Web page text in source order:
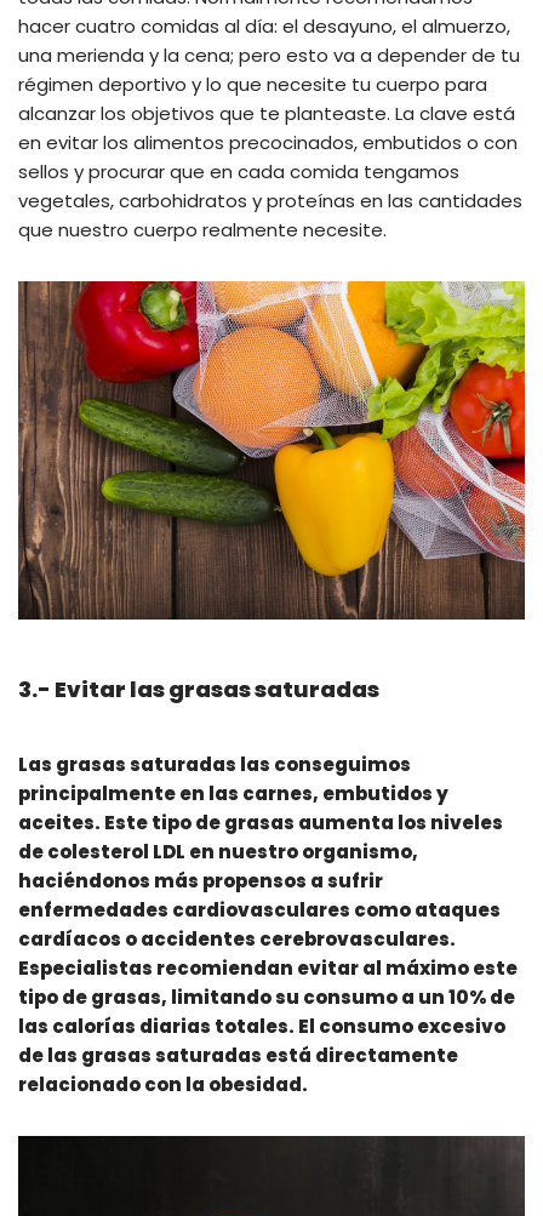
hacer cuatro comidas al día: el desayuno, el almuerzo,
una merienda y la cena; pero esto va a depender de tu
régimen deportivo y lo que necesite tu cuerpo para
alcanzar los objetivos que te planteaste. La clave está
en evitar los alimentos precocinados, embutidos o con
sellos y procurar que en cada comida tengamos
vegetales, carbohidratos y proteínas en las cantidades
que nuestro cuerpo realmente necesite.
3.- Evitar las grasas saturadas
Las grasas saturadas las conseguimos
principalmente en las carnes, embutidos y
aceites. Este tipo de grasas aumenta los niveles
de colesterol LDL en nuestro organismo,
haciéndonos más propensos a sufrir
enfermedades cardiovasculares como ataques
cardíacos o accidentes cerebrovasculares.
Especialistas recomiendan evitar al máximo este
tipo de grasas, limitando su consumo a un 10% de
las calorías diarias totales. El consumo excesivo
de las grasas saturadas está directamente
relacionado con la obesidad.